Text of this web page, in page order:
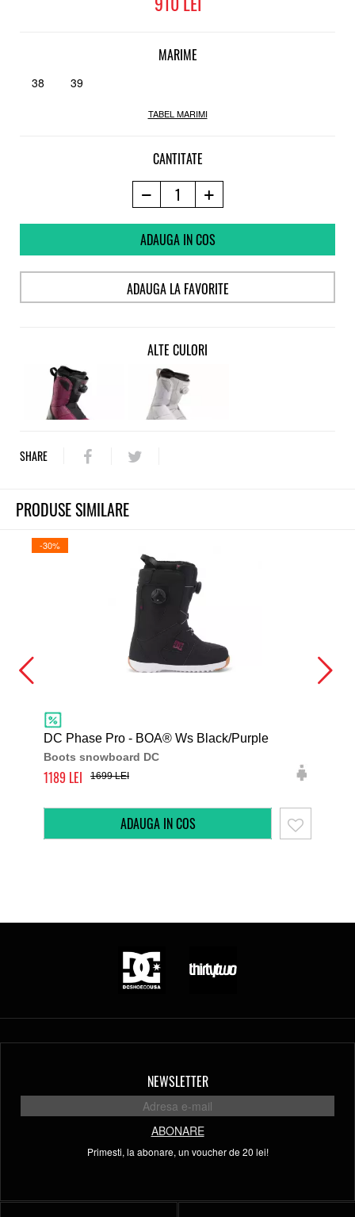
MARIME
38 39
TABEL MARIMI
CANTITATE
ADAUGA IN COS
ADAUGA LA FAVORITE
ALTE CULORI
SHARE
PRODUSE SIMILARE
-30%
DC Phase Pro - BOA® Ws Black/Purple
Boots snowboard DC
1189 1699
NEWSLETTER
ABONARE
Primesti, la abonare, un voucher de 20 lei!